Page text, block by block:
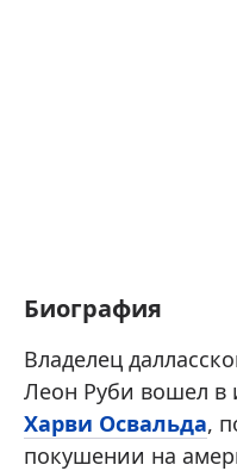
Биография
Владелец
Леон Руби вошел в
Харви Освальда,
покушении на